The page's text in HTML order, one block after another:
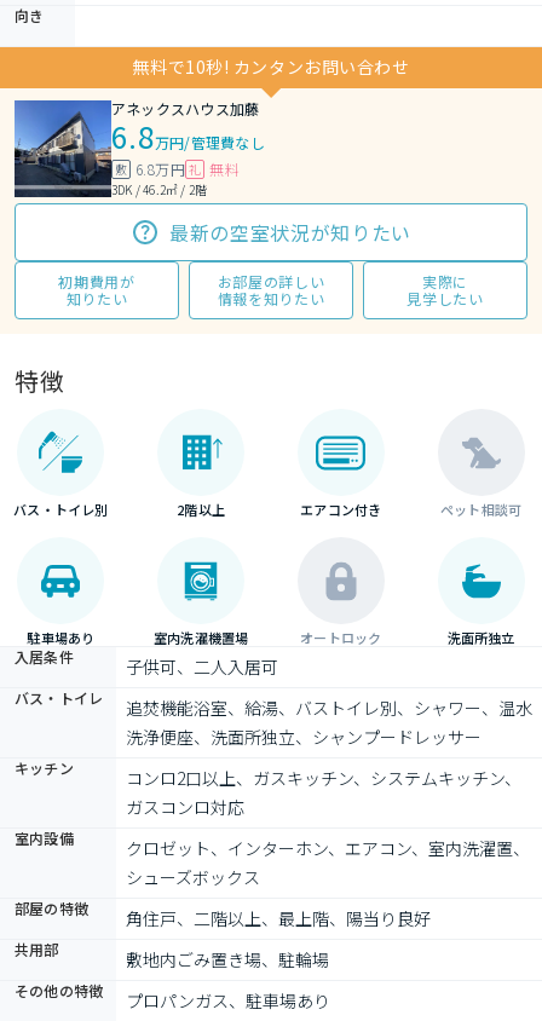
向き
無料で10秒! カンタンお問い合わせ
アネックスハウス加藤
6.8万円/管理費なし
敷 6.8万円 礼 無料
3DK / 46.2㎡ / 2階
最新の空室状況が知りたい
初期費用が
知りたい
お部屋の詳しい
情報を知りたい
実際に
見学したい
特徴
バス・トイレ別 2階以上 エアコン付き ペット相談可
駐車場あり 室内洗濯機置場 オートロック 洗面所独立
入居条件 子供可、二人入居可
バス・トイレ
追焚機能浴室、給湯、バストイレ別、シャワー、温水
洗浄便座、洗面所独立、シャンプードレッサー
キッチン
コンロ2口以上、ガスキッチン、システムキッチン、
ガスコンロ対応
室内設備
クロゼット、インターホン、エアコン、室内洗濯置、
シューズボックス
部屋の特徴 角住戸、二階以上、最上階、陽当り良好
共用部 敷地内ごみ置き場、駐輪場
その他の特徴 プロパンガス、駐車場あり